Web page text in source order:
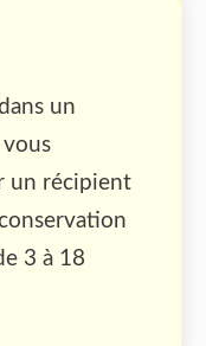
un
un récipient
3 à 18